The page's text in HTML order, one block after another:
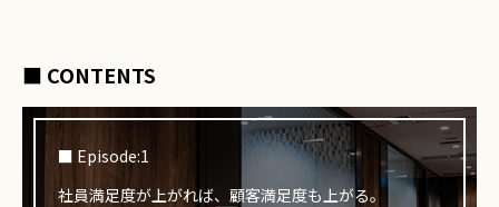
■ CONTENTS
■ Episode:1
社員満足度が上がれば、顧客満足度も上がる。